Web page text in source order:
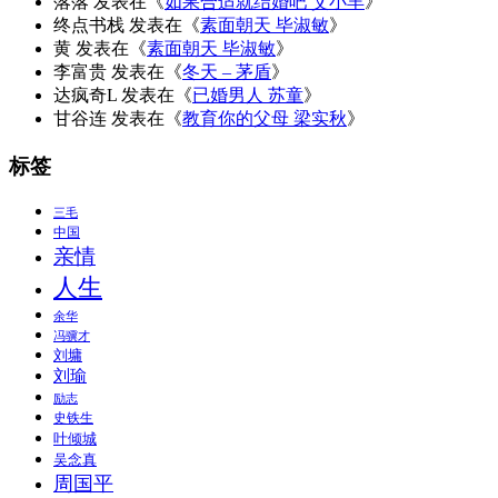
终点书栈 发表在《素面朝天 毕淑敏》
黄 发表在《素面朝天 毕淑敏》
李富贵 发表在《冬天 – 茅盾》
达疯奇L 发表在《已婚男人 苏童》
甘谷连 发表在《教育你的父母 梁实秋》
标签
三毛
中国
亲情
人生
余华
冯骥才
刘墉
刘瑜
励志
史铁生
叶倾城
吴念真
周国平